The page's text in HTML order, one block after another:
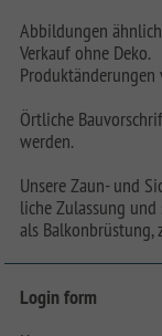
Abbildungen
Verkauf ohne Deko.
Produktänderungen
Örtliche
werden.
Unsere Zaun- und
liche Zulassung
als Balkonbrüstung,
Login form